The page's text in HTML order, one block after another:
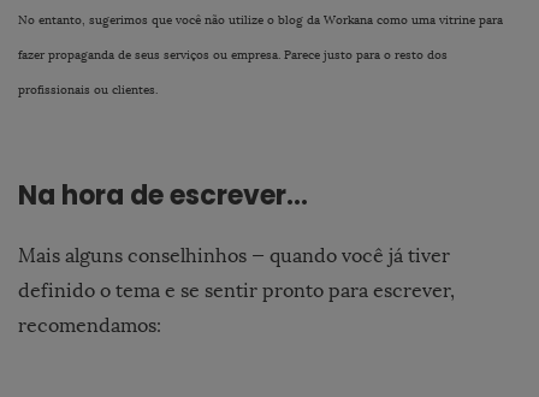
No entanto, sugerimos que você não utilize o blog da Workana como uma vitrine para
fazer propaganda de seus serviços ou empresa. Parece justo para o resto dos
profissionais ou clientes.
Na hora de escrever…
Mais alguns conselhinhos — quando você já tiver
definido o tema e se sentir pronto para escrever,
recomendamos: